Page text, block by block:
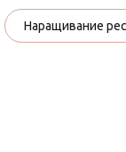
Наращивание